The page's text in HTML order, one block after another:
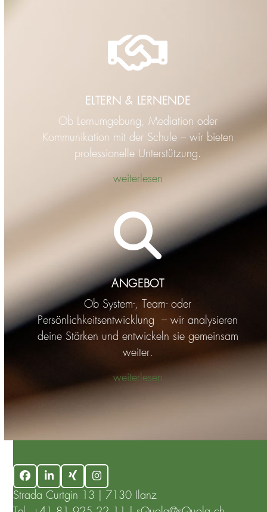
ELTERN & LERNENDE
Ob Lernumgebung, Mediation oder
Kommunikation mit der Schule – wir bieten
professionelle Unterstützung.
weiterlesen
ANGEBOT
Ob System-, Team- oder
Persönlichkeitsentwicklung – wir analysieren
deine Stärken und entwickeln sie gemeinsam
weiter.
weiterlesen
FacebookLinkedInXing
Instagram
Strada Curtgin 13 | 7130 Ilanz